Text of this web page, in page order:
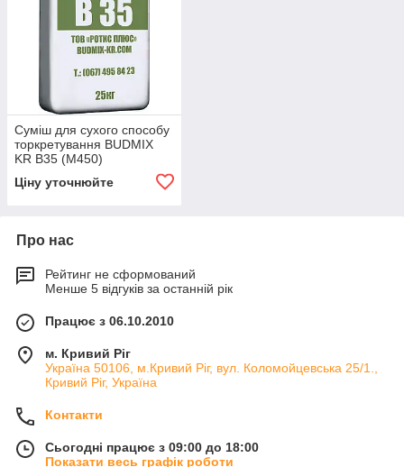
Суміш для сухого способу
торкретування BUDMIX
KR B35 (М450)
Ціну уточнюйте
Про нас
Рейтинг не сформований
Менше 5 відгуків за останній рік
Працює з 06.10.2010
м. Кривий Ріг
Україна 50106, м.Кривий Ріг, вул. Коломойцевська 25/1.,
Кривий Ріг, Україна
Контакти
Сьогодні працює з 09:00 до 18:00
Показати весь графік роботи